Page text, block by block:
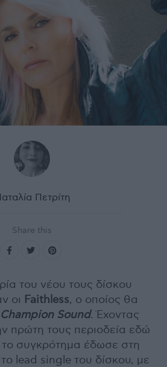
Πετρίτη
Share this
του νέου τους δίσκου
οι Faithless, ο οποίος θα
Champion Sound. Έχοντας
πρώτη τους περιοδεία εδώ
το συγκρότημα έδωσε στη
lead single του δίσκου, με